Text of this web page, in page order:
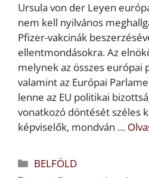
Ursula von der Leyen
nem kell nyilvános
Pfizer-vakcinák
ellentmondásokra. Az
melynek az összes európai
valamint az Európai
lenne az EU politikai
vonatkozó döntését széles
képviselők, mondván …
Kategória
BELFÖLD